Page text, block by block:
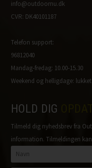
info@outdoornu.dk
CVR: DK40101187
Telefon support:
96812040
Mandag-fredag: 10.00-15.30
Weekend og helligdage: lukket
HOLD DIG
Tilmeld dig nyhedsbrev fra
information. Tilmeldingen